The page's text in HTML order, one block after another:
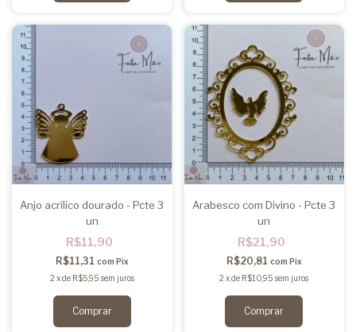
Anjo acrílico dourado - Pcte 3
un
R$11,90
R$11,31 com Pix
2 xde R$5,95 sem juros
Arabesco com Divino - Pcte 3
un
R$21,90
R$20,81 com Pix
2 xde R$10,95 sem juros